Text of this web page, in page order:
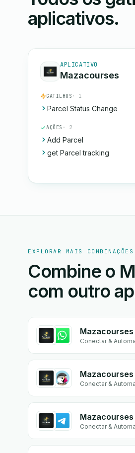
aplicativos.
APLICATIVO
Mazacourses
GATILHOS · 1
Parcel Status Change
AÇÕES · 2
Add Parcel
get Parcel tracking
EXPLORAR MAIS COMBINAÇÕES
Combine o
com outro
Mazacourses
Conectar &
Mazacourses
Conectar &
Mazacourses
Conectar &